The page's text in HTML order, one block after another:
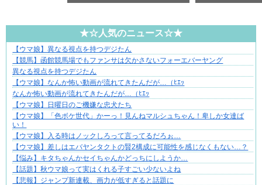
★☆人気のニュース☆★
爽やか青年に忍び寄るストーカー疑惑
【ウマ娘】異なる視点を持つデジたん
【競馬】函館競馬場でもファンサは欠かさないフォーエバーヤング
異なる視点を持つデジたん
【ウマ娘】なんか怖い動画が流れてきたんだが…（ﾋｴｯ
なんか怖い動画が流れてきたんだが…（ﾋｴｯ
【ウマ娘】日曜日のご機嫌な忠犬たち
【ウマ娘】「色ボケ世代」かーっ！見んねマルシュちゃん！卑しか女達ば
い！
【ウマ娘】入る時はノックしろって言ってるだろぉ…
【ウマ娘】差しはエバヤンタクトの賢2構成に可能性を感じなくもない…？
【悩み】キタちゃんかセイちゃんかどっちにしようか…
【話題】秋ウマ娘って実はくれる子すごい少ないよね
【悲報】ジャンプ新連載、画力が低すぎると話題に